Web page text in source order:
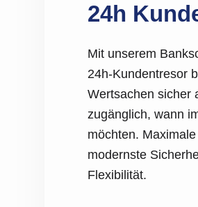
24h
Mit unserem
24h-Kundentresor
Wertsachen sicher
zugänglich, wann
möchten.
modernste
Flexibilität.